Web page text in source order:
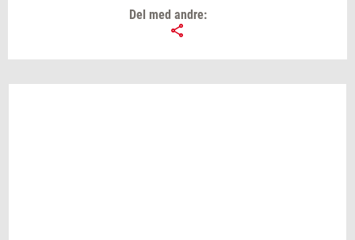
Del med andre: